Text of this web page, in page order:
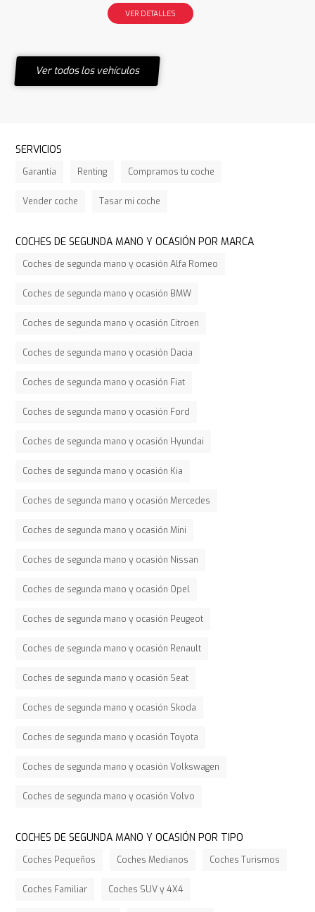
VER DETALLES
Ver todos los vehículos
SERVICIOS
Garantía Renting Compramos tu coche
Vender coche Tasar mi coche
COCHES DE SEGUNDA MANO Y OCASIÓN POR MARCA
Coches de segunda mano y ocasión Alfa Romeo
Coches de segunda mano y ocasión BMW
Coches de segunda mano y ocasión Citroen
Coches de segunda mano y ocasión Dacia
Coches de segunda mano y ocasión Fiat
Coches de segunda mano y ocasión Ford
Coches de segunda mano y ocasión Hyundai
Coches de segunda mano y ocasión Kia
Coches de segunda mano y ocasión Mercedes
Coches de segunda mano y ocasión Mini
Coches de segunda mano y ocasión Nissan
Coches de segunda mano y ocasión Opel
Coches de segunda mano y ocasión Peugeot
Coches de segunda mano y ocasión Renault
Coches de segunda mano y ocasión Seat
Coches de segunda mano y ocasión Skoda
Coches de segunda mano y ocasión Toyota
Coches de segunda mano y ocasión Volkswagen
Coches de segunda mano y ocasión Volvo
COCHES DE SEGUNDA MANO Y OCASIÓN POR TIPO
Coches Pequeños Coches Medianos Coches Turismos
Coches Familiar Coches SUV y 4X4